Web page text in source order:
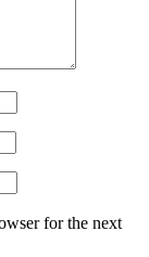
for the next